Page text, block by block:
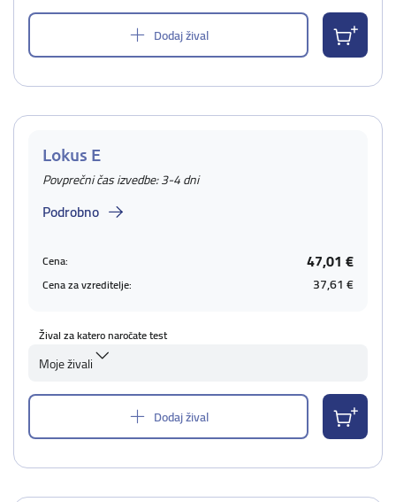
Dodaj žival
Lokus E
Povprečni čas izvedbe: 3-4 dni
Podrobno
Cena: 47,01 €
Cena za vzreditelje: 37,61 €
Žival za katero naročate test
Moje živali
Dodaj žival